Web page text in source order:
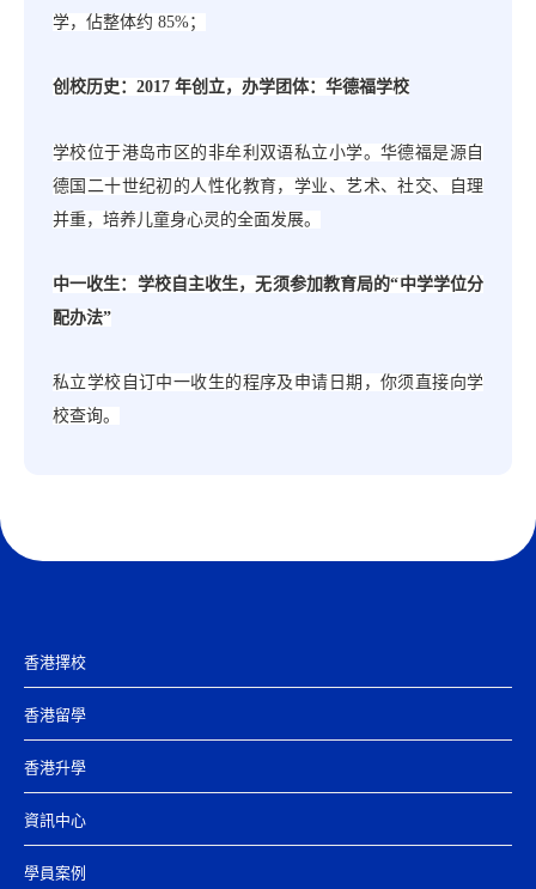
学，佔整体约 85%；
创校历史： 2017 年创立，办学团体：华德福学校
学校位于港岛市区的非牟利双语私立小学。华德福是源自
德国二十世纪初的人性化教育，学业、艺术、社交、自理
并重，培养儿童身心灵的全面发展。
中一收生：学校自主收生，无须参加教育局的“中学学位分
配办法”
私立学校自订中一收生的程序及申请日期，你须直接向学
校查询。
香港擇校
香港留學
香港升學
資訊中心
學員案例